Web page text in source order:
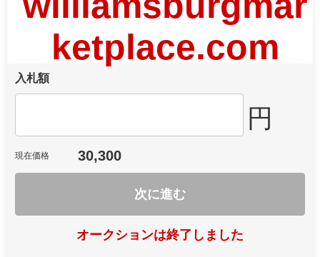
ketplace.com
入札額
円
現在価格 30,300
次に進む
オークションは終了しました